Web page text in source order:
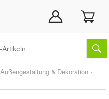
Außengestaltung & Dekoration ›